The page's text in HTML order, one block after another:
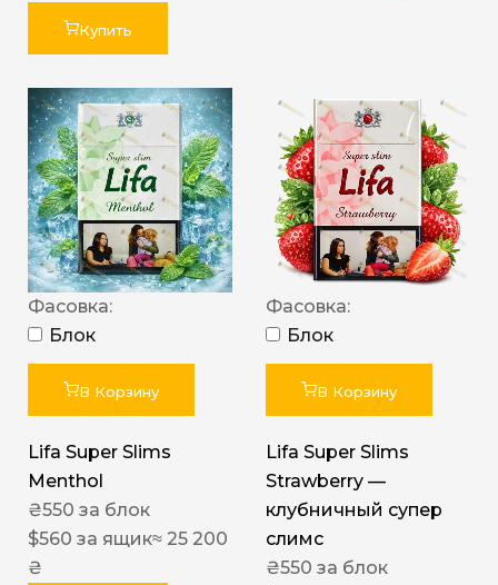
Купить
Фасовка:
Блок
В Корзину
Lifa Super Slims
Menthol
₴550 за блок
$560 за ящик≈ 25 200
₴
Фасовка:
Блок
В Корзину
Lifa Super Slims
Strawberry —
клубничный супер
слимс
₴550 за блок